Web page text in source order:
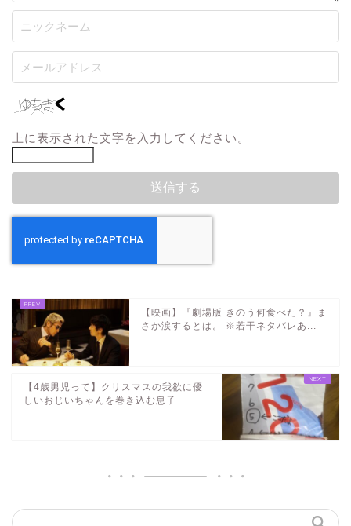
上に表示された文字を入力してください。
【映画】『劇場版 きのう何食べた？』ま
さか涙するとは。 ※若干ネタバレあ...
【4歳男児って】クリスマスの我欲に優
しいおじいちゃんを巻き込む息子